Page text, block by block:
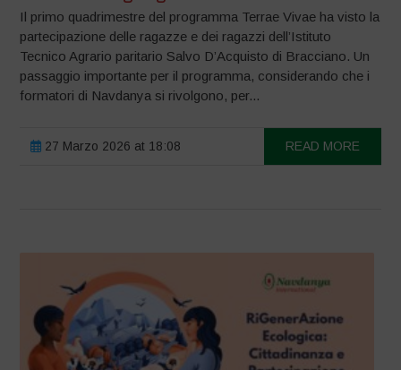
Il primo quadrimestre del programma Terrae Vivae ha visto la
partecipazione delle ragazze e dei ragazzi dell’Istituto
Tecnico Agrario paritario Salvo D’Acquisto di Bracciano. Un
passaggio importante per il programma, considerando che i
formatori di Navdanya si rivolgono, per...
27 Marzo 2026 at 18:08 READ MORE